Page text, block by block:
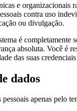
e organizacionais
contra uso
ou divulgação.
é completamente
absoluta. Você é
das suas
dados
apenas pelo